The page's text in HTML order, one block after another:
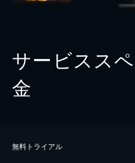
サービスス
金
無料トライアル